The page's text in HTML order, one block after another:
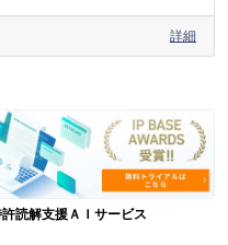
詳細
読解支援ＡＩサービス